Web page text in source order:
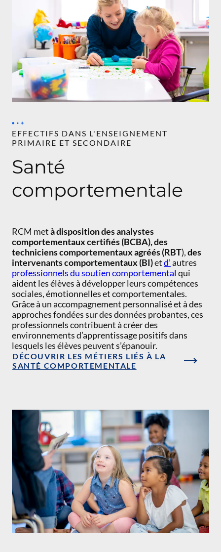
EFFECTIFS DANS L'ENSEIGNEMENT
PRIMAIRE ET SECONDAIRE
Santé
comportementale
RCM metà disposition des analystes
comportementaux certifiés (BCBA), des
techniciens comportementaux agréés (RBT),des
intervenants comportementaux (BI)etd’autres
professionnels du soutien comportemental qui
aident les élèves à développer leurs compétences
sociales, émotionnelles et comportementales.
Grâce à un accompagnement personnalisé et à des
approches fondées sur des données probantes, ces
professionnels contribuent à créer des
environnements d’apprentissage positifs dans
lesquels les élèves peuvent s’épanouir.
DÉCOUVRIR LES MÉTIERS LIÉS À LA
SANTÉ COMPORTEMENTALE